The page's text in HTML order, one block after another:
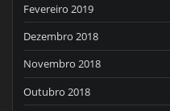
Fevereiro 2019
Dezembro 2018
Novembro 2018
Outubro 2018